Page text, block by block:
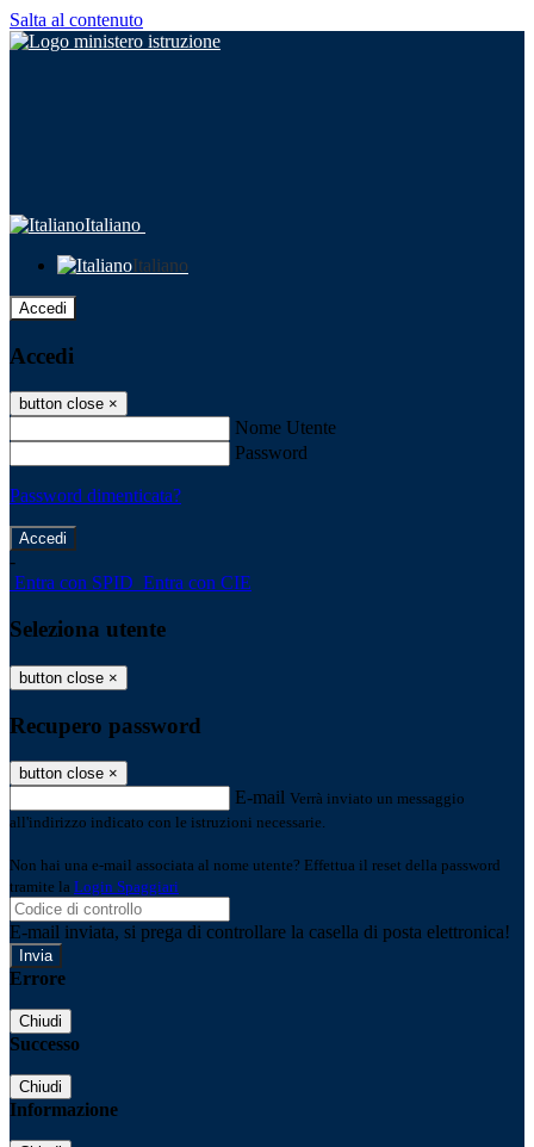
Salta al contenuto
Italiano
Italiano
Accedi
Accedi
button close ×
Nome Utente
Password
Password dimenticata?
-
Entra con SPID Entra con CIE
Seleziona utente
button close ×
Recupero password
button close ×
E-mail Verrà inviato un messaggio
all'indirizzo indicato con le istruzioni necessarie.
Non hai una e-mail associata al nome utente? Effettua il reset della password
tramite la Login Spaggiari
E-mail inviata, si prega di controllare la casella di posta elettronica!
Errore
Chiudi
Successo
Chiudi
Informazione